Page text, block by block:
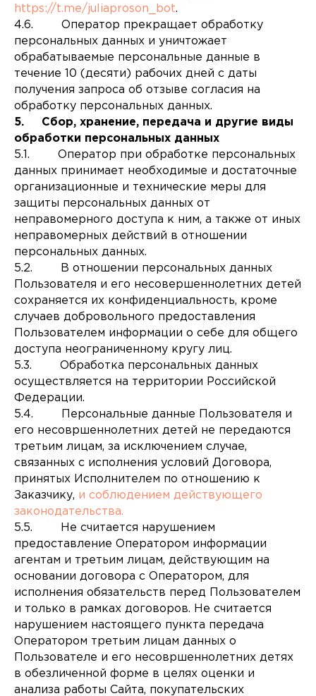
https://t.me/juliaproson_bot.
4.6. Оператор прекращает обработку
персональных данных и уничтожает
обрабатываемые персональные данные в
течение 10 (десяти) рабочих дней с даты
получения запроса об отзыве согласия на
обработку персональных данных.
5. Сбор, хранение, передача и другие виды
обработки персональных данных
5.1. Оператор при обработке персональных
данных принимает необходимые и достаточные
организационные и технические меры для
защиты персональных данных от
неправомерного доступа к ним, а также от иных
неправомерных действий в отношении
персональных данных.
5.2. В отношении персональных данных
Пользователя и его несовершеннолетних детей
сохраняется их конфиденциальность, кроме
случаев добровольного предоставления
Пользователем информации о себе для общего
доступа неограниченному кругу лиц.
5.3. Обработка персональных данных
осуществляется на территории Российской
Федерации.
5.4. Персональные данные Пользователя и
его несовршеннолетних детей не передаются
третьим лицам, за исключением случае,
связанных с исполнения условий Договора,
принятых Исполнителем по отношению к
Заказчику, и соблюдением действующего
законодательства.
5.5. Не считается нарушением
предоставление Оператором информации
агентам и третьим лицам, действующим на
основании договора с Оператором, для
исполнения обязательств перед Пользователем
и только в рамках договоров. Не считается
нарушением настоящего пункта передача
Оператором третьим лицам данных о
Пользователе и его несовршеннолетних детях
в обезличенной форме в целях оценки и
анализа работы Сайта, покупательских